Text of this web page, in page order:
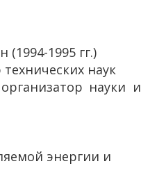
1995 гг.)
наук
науки и
энергии и